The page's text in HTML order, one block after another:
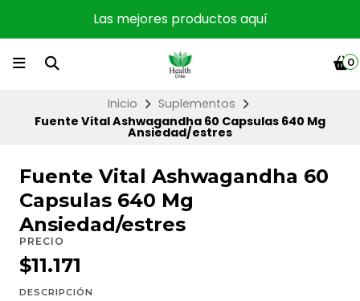
Las mejores productos aquí
0
Inicio
Suplementos
Fuente Vital Ashwagandha 60 Capsulas 640 Mg
Ansiedad/estres
Fuente Vital Ashwagandha 60
Capsulas 640 Mg
Ansiedad/estres
PRECIO
$11.171
DESCRIPCIÓN